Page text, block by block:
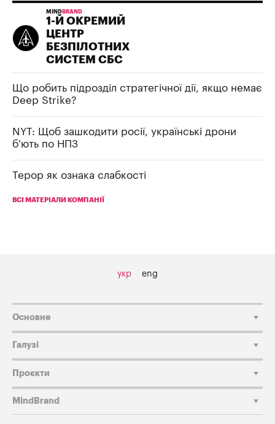
MIND BRAND
1-Й ОКРЕМИЙ
ЦЕНТР
БЕЗПІЛОТНИХ
СИСТЕМ СБС
Що робить підрозділ стратегічної дії, якщо немає
Deep Strike?
NYT: Щоб зашкодити росії, українські дрони
б’ють по НПЗ
Терор як ознака слабкості
ВСІ МАТЕРІАЛИ КОМПАНІЇ
укр eng
Основне
Галузі
Проєкти
MindBrand